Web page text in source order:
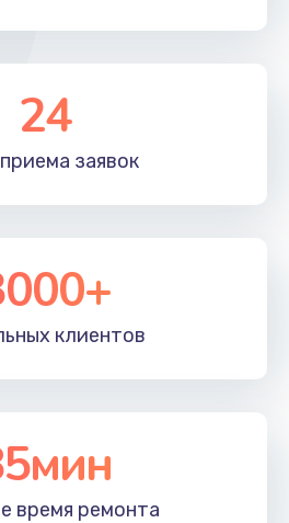
24
заявок
клиентов
время ремонта